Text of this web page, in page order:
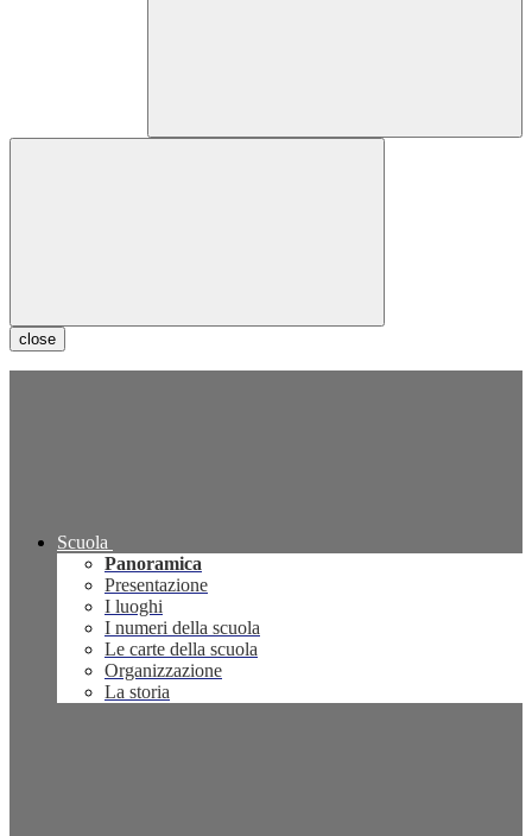
close
Scuola
Panoramica
Presentazione
I luoghi
I numeri della scuola
Le carte della scuola
Organizzazione
La storia